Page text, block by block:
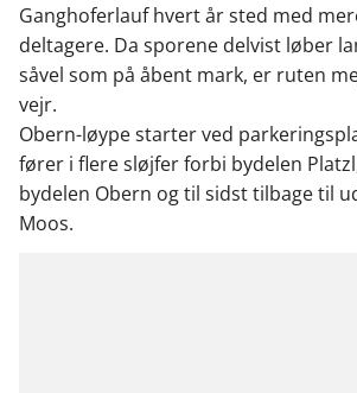
Ganghoferlauf hvert år sted med
deltagere. Da sporene delvist løber
såvel som på åbent mark, er ruten
vejr.
Obern-løype starter ved
fører i flere sløjfer forbi bydelen
bydelen Obern og til sidst tilbage til
Moos.